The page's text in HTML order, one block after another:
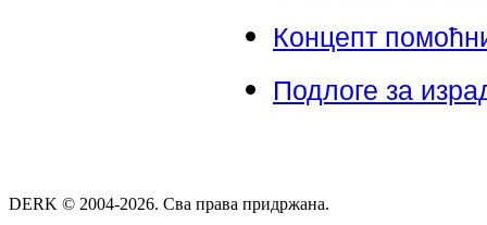
Концепт
Подлоге за
DERK © 2004-2026. Сва права придржана.